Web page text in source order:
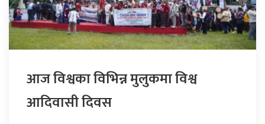
आज विश्वका विभिन्न मुलुकमा विश्व
आदिवासी दिवस